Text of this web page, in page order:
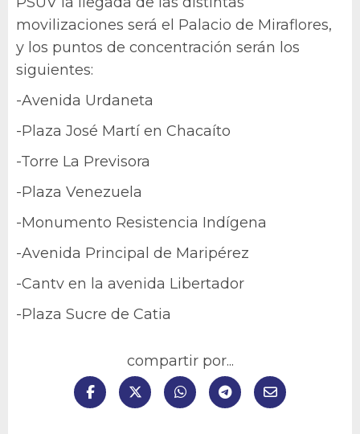
movilizaciones será el Palacio de Miraflores,
y los puntos de concentración serán los
siguientes:
-Avenida Urdaneta
-Plaza José Martí en Chacaíto
-Torre La Previsora
-Plaza Venezuela
-Monumento Resistencia Indígena
-Avenida Principal de Maripérez
-Cantv en la avenida Libertador
-Plaza Sucre de Catia
compartir por...